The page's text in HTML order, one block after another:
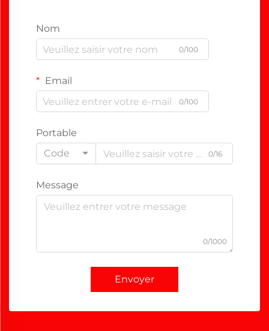
Nom
0/100
Email
0/100
Portable
Code
0/16
Message
0/1000
Envoyer